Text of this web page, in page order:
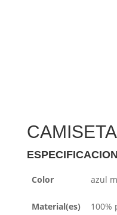
Color azul
Material(es) 100%